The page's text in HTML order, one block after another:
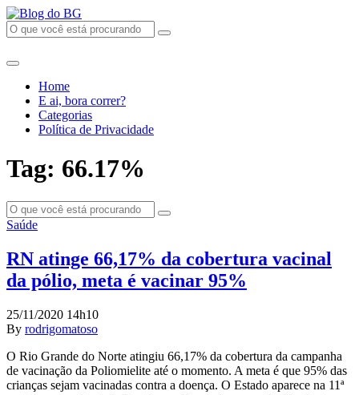
Home
E ai, bora correr?
Categorias
Política de Privacidade
Tag: 66.17%
Saúde
RN atinge 66,17% da cobertura vacinal
da pólio, meta é vacinar 95%
25/11/2020 14h10
By rodrigomatoso
O Rio Grande do Norte atingiu 66,17% da cobertura da campanha
de vacinação da Poliomielite até o momento. A meta é que 95% das
crianças sejam vacinadas contra a doença. O Estado aparece na 11ª